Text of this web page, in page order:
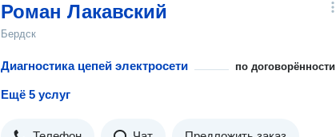
Роман Лакавский
Бердск
Диагностика цепей электросети по договорённости
Ещё 5 услуг